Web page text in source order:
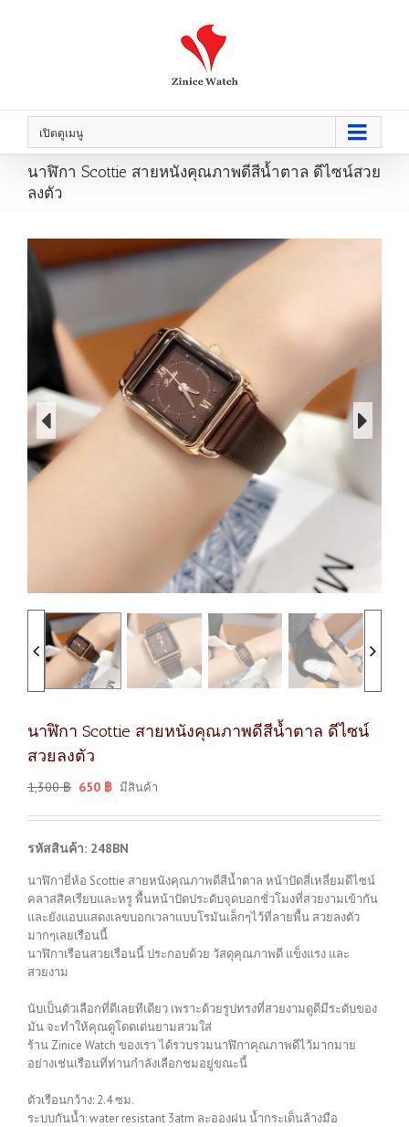
เปิดดูเมนู
นาฬิกา Scottie สายหนังคุณภาพดีสีน้ำตาล ดีไซน์สวย
ลงตัว
นาฬิกา Scottie สายหนังคุณภาพดีสีน้ำตาล ดีไซน์
สวยลงตัว
1,300฿ 650 ฿ มีสินค้า
รหัสสินค้า: 248BN
นาฬิกายี่ห้อ Scottie สายหนังคุณภาพดีสีน้ำตาล หน้าปัดสี่เหลี่ยมดีไซน์
คลาสสิคเรียบและหรู พื้นหน้าปัดประดับจุดบอกชั่วโมงที่สวยงามเข้ากัน
และยังแอบแสดงเลขบอกเวลาแบบโรมันเล็กๆไว้ที่ลายพื้น สวยลงตัว
มากๆเลยเรือนนี้
นาฬิกาเรือนสวยเรือนนี้ ประกอบด้วย วัสดุคุณภาพดี แข็งแรง และ
สวยงาม
นับเป็นตัวเลือกที่ดีเลยทีเดียว เพราะด้วยรูปทรงที่สวยงามดูดีมีระดับของ
มัน จะทำให้คุณดูโดดเด่นยามสวมใส่
ร้าน Zinice Watch ของเรา ได้รวบรวมนาฬิกาคุณภาพดีไว้มากมาย
อย่างเช่นเรือนที่ท่านกำลังเลือกชมอยู่ขณะนี้
ตัวเรือนกว้าง: 2.4 ซม.
ระบบกันน้ำ: water resistant 3atm ละอองฝน น้ำกระเด็นล้างมือ